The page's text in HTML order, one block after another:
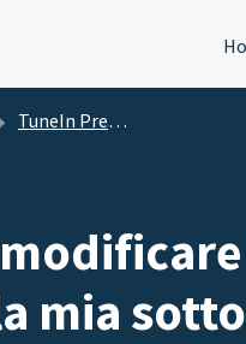
TuneIn Premium
mia